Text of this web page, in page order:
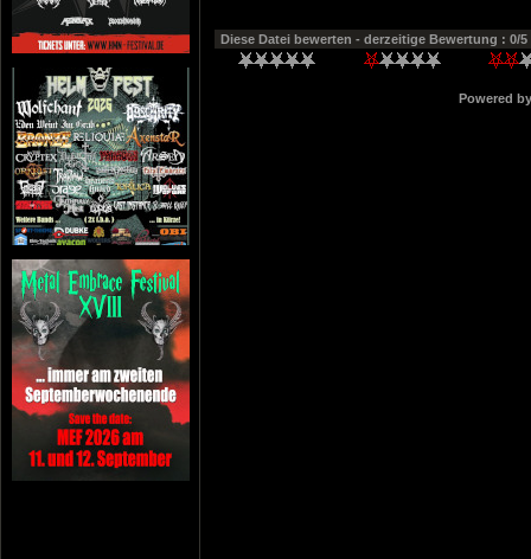
Diese Datei bewerten - derzeitige Bewertung : 0/
Powered